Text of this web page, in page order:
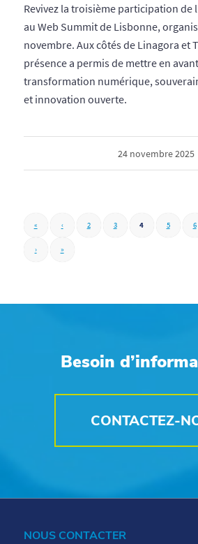
Revivez la troisième participation de
au Web Summit de Lisbonne,
novembre. Aux côtés de Linagora et
présence a permis de mettre en
transformation numérique,
et innovation ouverte.
24 novembre 2025
« ‹ 2 3 4 5 6
› »
Besoin
CONTACTEZ-
NOUS CONTACTER